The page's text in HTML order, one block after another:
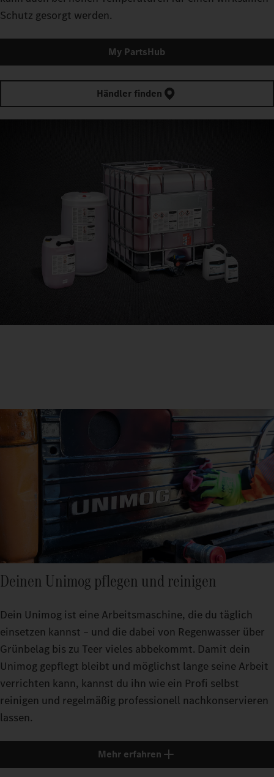
Schutz gesorgt werden.
My PartsHub
Händler finden
Deinen Unimog pflegen und reinigen
Dein Unimog ist eine Arbeitsmaschine, die du täglich
einsetzen kannst – und die dabei von Regenwasser über
Grünbelag bis zu Teer vieles abbekommt. Damit dein
Unimog gepflegt bleibt und möglichst lange seine Arbeit
verrichten kann, kannst du ihn wie ein Profi selbst
reinigen und regelmäßig professionell nachkonservieren
lassen.
Mehr erfahren